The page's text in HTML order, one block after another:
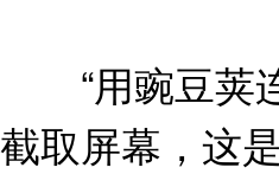
“用豌豆荚连
截取屏幕，这